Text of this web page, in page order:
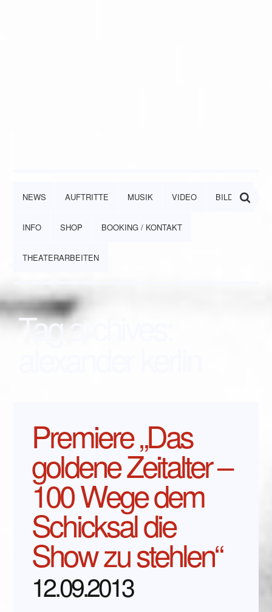
NEWS AUFTRITTE MUSIK VIDEO BILDER
INFO SHOP BOOKING / KONTAKT
THEATERARBEITEN
Tag archives:
Premiere „Das
goldene Zeitalter –
100 Wege dem
Schicksal die
Show zu stehlen“
12.09.2013